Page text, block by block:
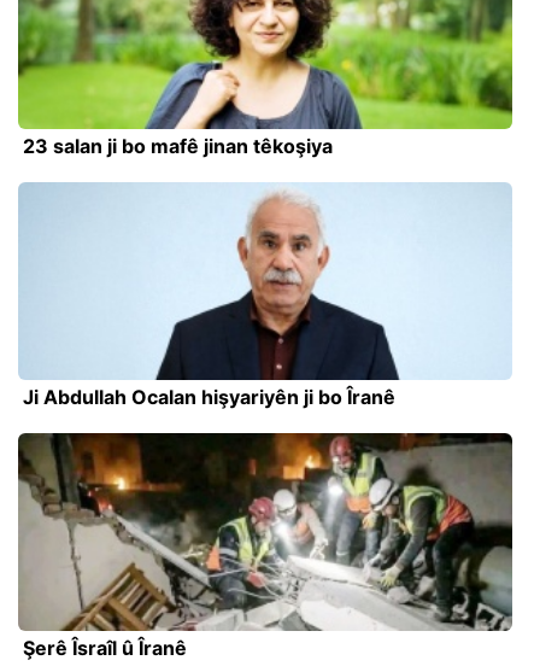
23 salan ji bo mafê jinan têkoşiya
Ji Abdullah Ocalan hişyariyên ji bo Îranê
Şerê Îsraîl û Îranê